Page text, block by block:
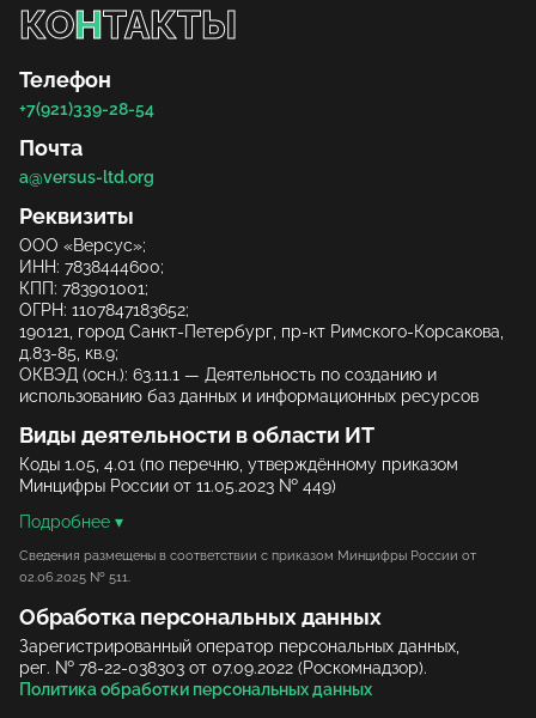
КОНТАКТЫ
Телефон
+7(921)339-28-54
Почта
a@versus-ltd.org
Реквизиты
ООО «Версус»;
ИНН: 7838444600;
КПП: 783901001;
ОГРН: 1107847183652;
190121, город Санкт‑Петербург, пр‑кт Римского‑Корсакова,
д.83‑85, кв.9;
ОКВЭД (осн.): 63.11.1 — Деятельность по созданию и
использованию баз данных и информационных ресурсов
Виды деятельности в области ИТ
Коды 1.05, 4.01 (по перечню, утверждённому приказом
Минцифры России от 11.05.2023 № 449)
Подробнее
Сведения размещены в соответствии с приказом Минцифры России от
02.06.2025 № 511.
Обработка персональных данных
Зарегистрированный оператор персональных данных,
рег. № 78-22-038303 от 07.09.2022 (Роскомнадзор).
Политика обработки персональных данных